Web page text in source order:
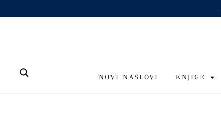
to
NOVI NASLOVI KNJIGE